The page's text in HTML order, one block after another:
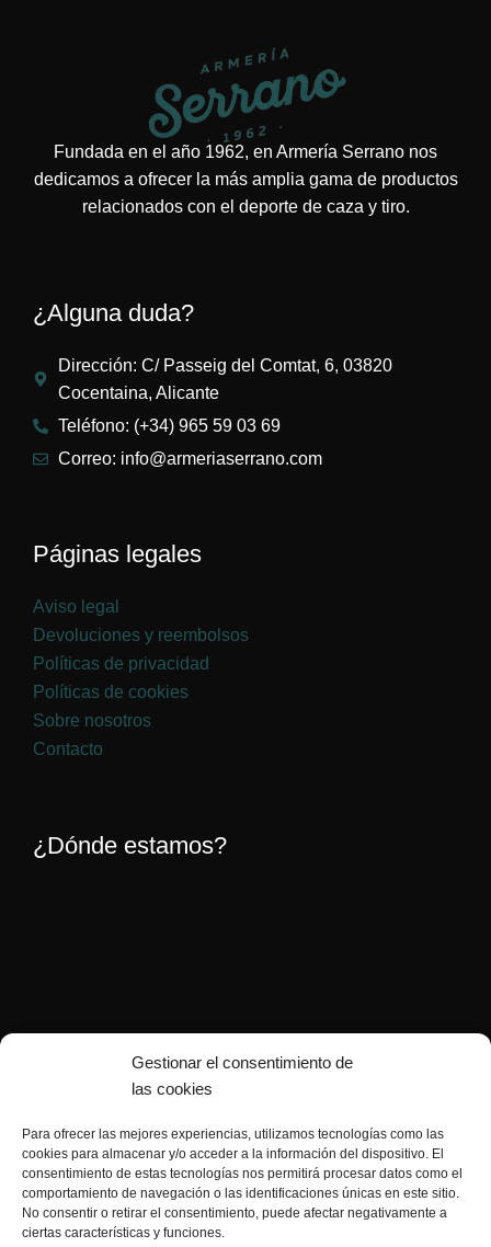
Gestionar el consentimiento de
las cookies
Para ofrecer las mejores experiencias, utilizamos tecnologías como las
cookies para almacenar y/o acceder a la información del dispositivo. El
consentimiento de estas tecnologías nos permitirá procesar datos como el
comportamiento de navegación o las identificaciones únicas en este sitio.
No consentir o retirar el consentimiento, puede afectar negativamente a
ciertas características y funciones.
Fundada en el año 1962, en Armería Serrano nos
dedicamos a ofrecer la más amplia gama de productos
relacionados con el deporte de caza y tiro.
¿Alguna duda?
Dirección: C/ Passeig del Comtat, 6, 03820
Cocentaina, Alicante
Teléfono: (+34) 965 59 03 69
Correo: info@armeriaserrano.com
Páginas legales
Aviso legal
Devoluciones y reembolsos
Políticas de privacidad
Políticas de cookies
Sobre nosotros
Contacto
¿Dónde estamos?